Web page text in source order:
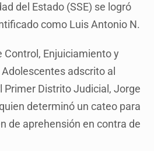
del Estado (SSE) se logró
como Luis Antonio N.
Control, Enjuiciamiento y
adscrito al
Primer Distrito Judicial, Jorge
determinó un cateo para
de aprehensión en contra de